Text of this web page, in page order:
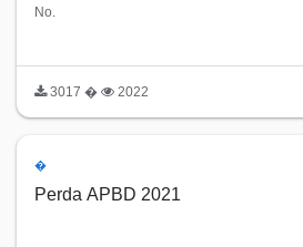
No.
3017 � 2022
�
Perda APBD 2021